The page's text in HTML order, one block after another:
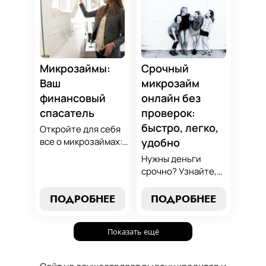
стратегии
погашения и
сделайте
осознанный выбор,
который
поддержит вашу
финансовую
стабильность.
финансово
грамотным с нами!
Микрозаймы:
Ваш
финансовый
спасатель
Откройте для себя
все о микрозаймах:
погашения. Наше
вашим надежным
помощником в мире
ПОДРОБНЕЕ
Срочный
микрозайм
онлайн без
проверок:
быстро, легко,
удобно
Нужны деньги
срочно? Узнайте,
срочный
без проверок и
длительного
ПОДРОБНЕЕ
Показать ещё